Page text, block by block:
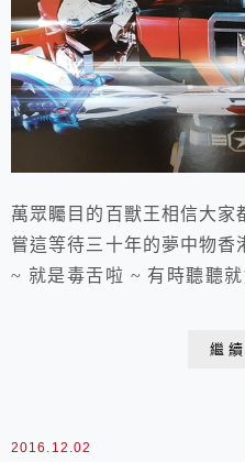
萬眾矚目的百獸王相信大家
嘗這等待三十年的夢中物香
~ 就是毒舌啦 ~ 有時聽聽
繼
2016.12.02